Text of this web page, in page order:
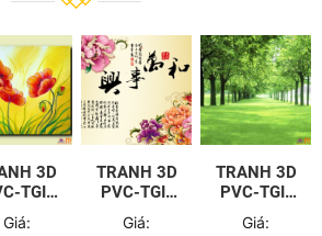
3D
TGI-
P011
Giá:
TRANH 3D
PVC-TGI-
ZS-P013
Giá:
TRANH 3D
PVC-TGI-
FJ-P014
Giá: